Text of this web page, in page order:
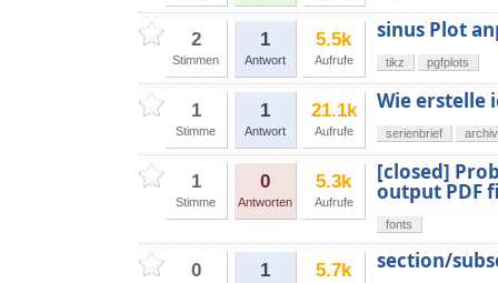
2
Stimmen
1
Antwort
5.5k
Aufrufe
sinus Plot
tikz pgfplots
1
Stimme
1
Antwort
21.1k
Aufrufe
Wie erstelle
serienbrief archiv
1
Stimme
0
Antworten
5.3k
Aufrufe
[closed]
output PDF
fonts
0 1 5.7k section/